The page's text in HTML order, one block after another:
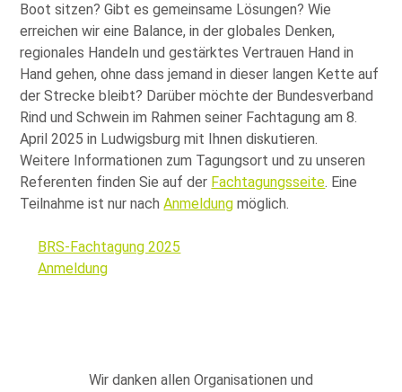
Boot sitzen? Gibt es gemeinsame Lösungen? Wie
erreichen wir eine Balance, in der globales Denken,
regionales Handeln und gestärktes Vertrauen Hand in
Hand gehen, ohne dass jemand in dieser langen Kette auf
der Strecke bleibt? Darüber möchte der Bundesverband
Rind und Schwein im Rahmen seiner Fachtagung am 8.
April 2025 in Ludwigsburg mit Ihnen diskutieren.
Weitere Informationen zum Tagungsort und zu unseren
Referenten finden Sie auf der Fachtagungsseite. Eine
Teilnahme ist nur nachAnmeldung möglich.
BRS-Fachtagung 2025
Anmeldung
Wir danken allen Organisationen und